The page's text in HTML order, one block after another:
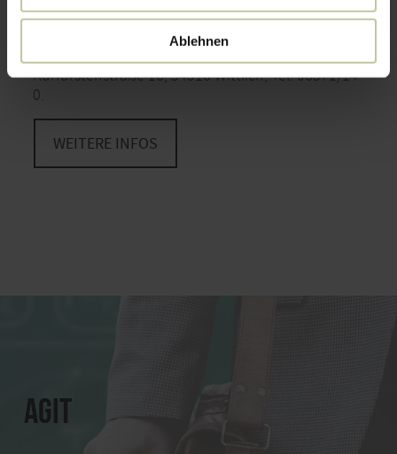
Ablehnen
Wirtschaftsförderung Bernkastel-Wittlich
Kurfürstenstraße 16, 54516 Wittlich, Tel. 06571/14-
0.
WEITERE INFOS
AGIT